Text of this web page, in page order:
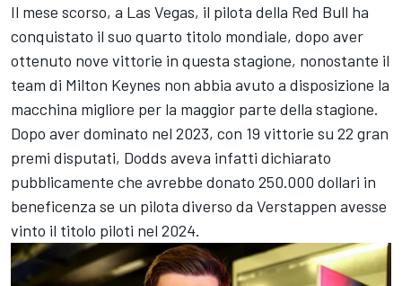
Il mese scorso, a Las Vegas, il pilota della Red Bull ha
conquistato il suo quarto titolo mondiale, dopo aver
ottenuto nove vittorie in questa stagione, nonostante il
team di Milton Keynes non abbia avuto a disposizione la
macchina migliore per la maggior parte della stagione.
Dopo aver dominato nel 2023, con 19 vittorie su 22 gran
premi disputati, Dodds aveva infatti dichiarato
pubblicamente che avrebbe donato 250.000 dollari in
beneficenza se un pilota diverso da Verstappen avesse
vinto il titolo piloti nel 2024.